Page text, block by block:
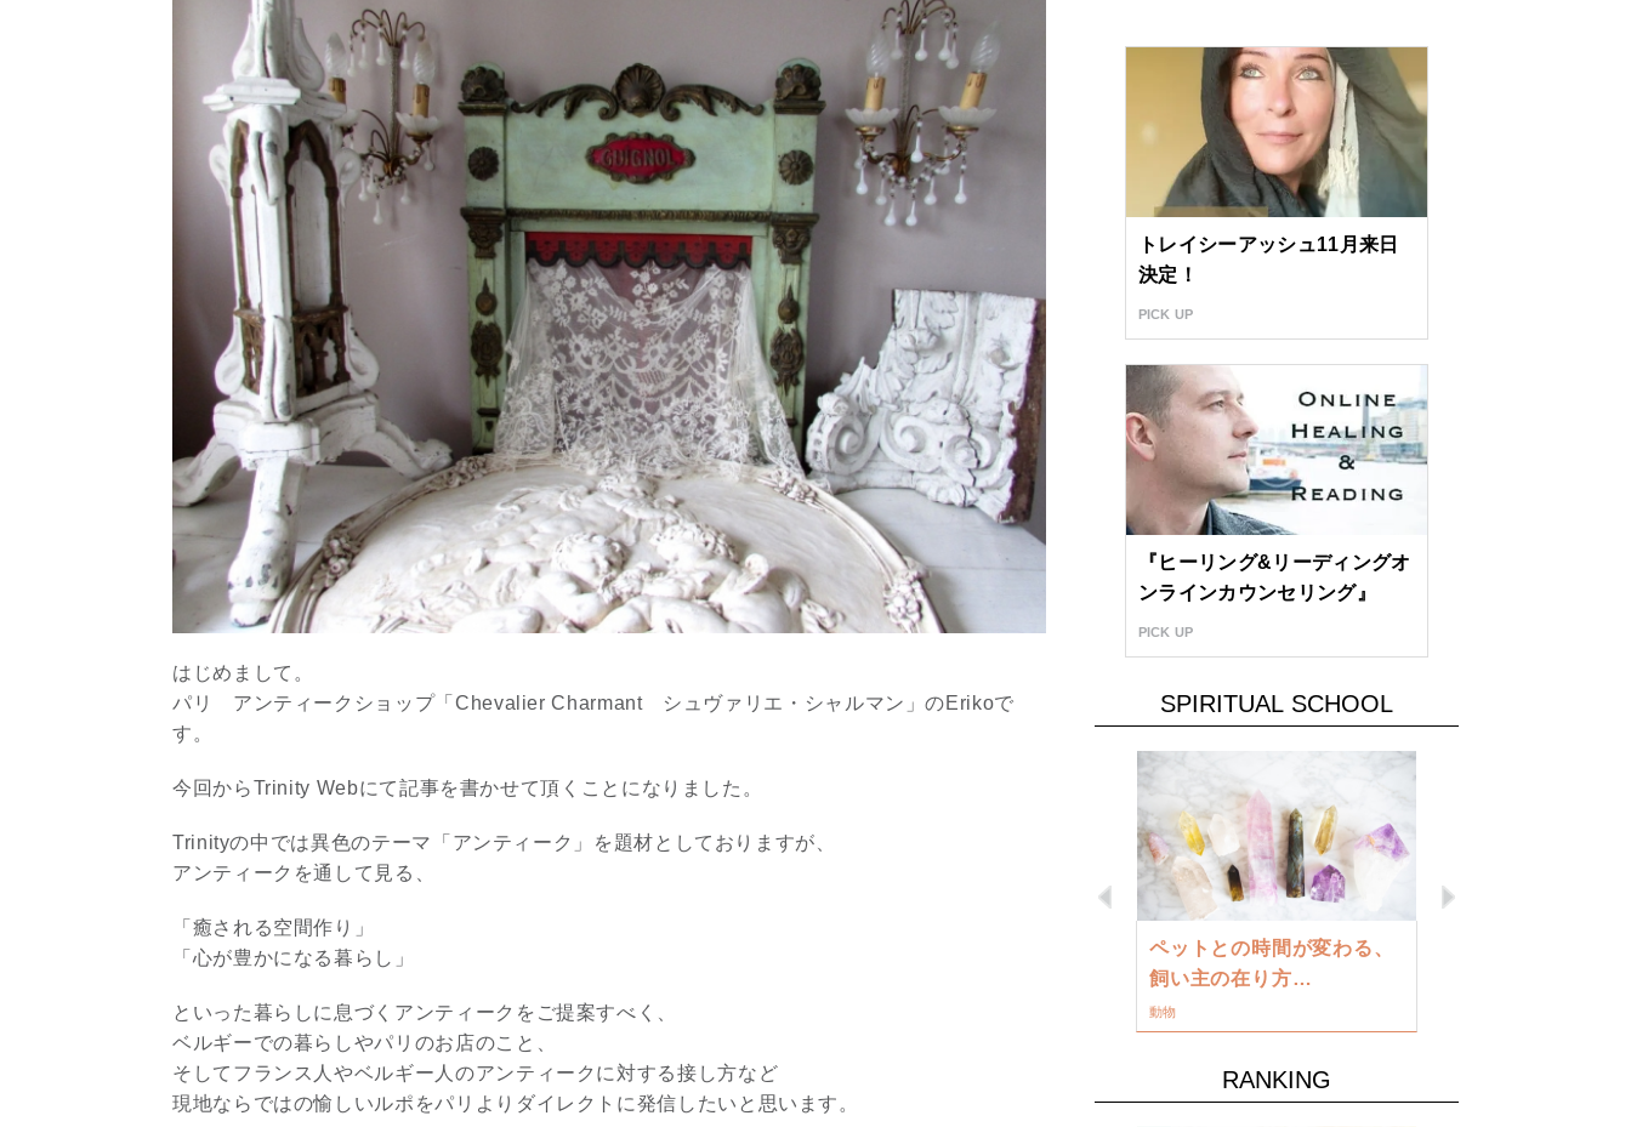
はじめまして。
パリ アンティークショップ「Chevalier Charmant シュヴァリエ・シャルマン」のErikoで
す。
今回からTrinity Webにて記事を書かせて頂くことになりました。
Trinityの中では異色のテーマ「アンティーク」を題材としておりますが、
アンティークを通して見る、
「癒される空間作り」
「心が豊かになる暮らし」
といった暮らしに息づくアンティークをご提案すべく、
ベルギーでの暮らしやパリのお店のこと、
そしてフランス人やベルギー人のアンティークに対する接し方など
現地ならではの愉しいルポをパリよりダイレクトに発信したいと思います。
トレイシーアッシュ11月来日
決定！
PICK UP
『ヒーリング&リーディングオ
ンラインカウンセリング』
PICK UP
SPIRITUAL SCHOOL
Previous
ペットとの時間が変わる、
飼い主の在り方…
動物
RANKING